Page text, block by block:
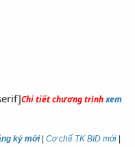
Chi tiết chương trìnhxem
ký mới| Cơ chế TK BID mới |